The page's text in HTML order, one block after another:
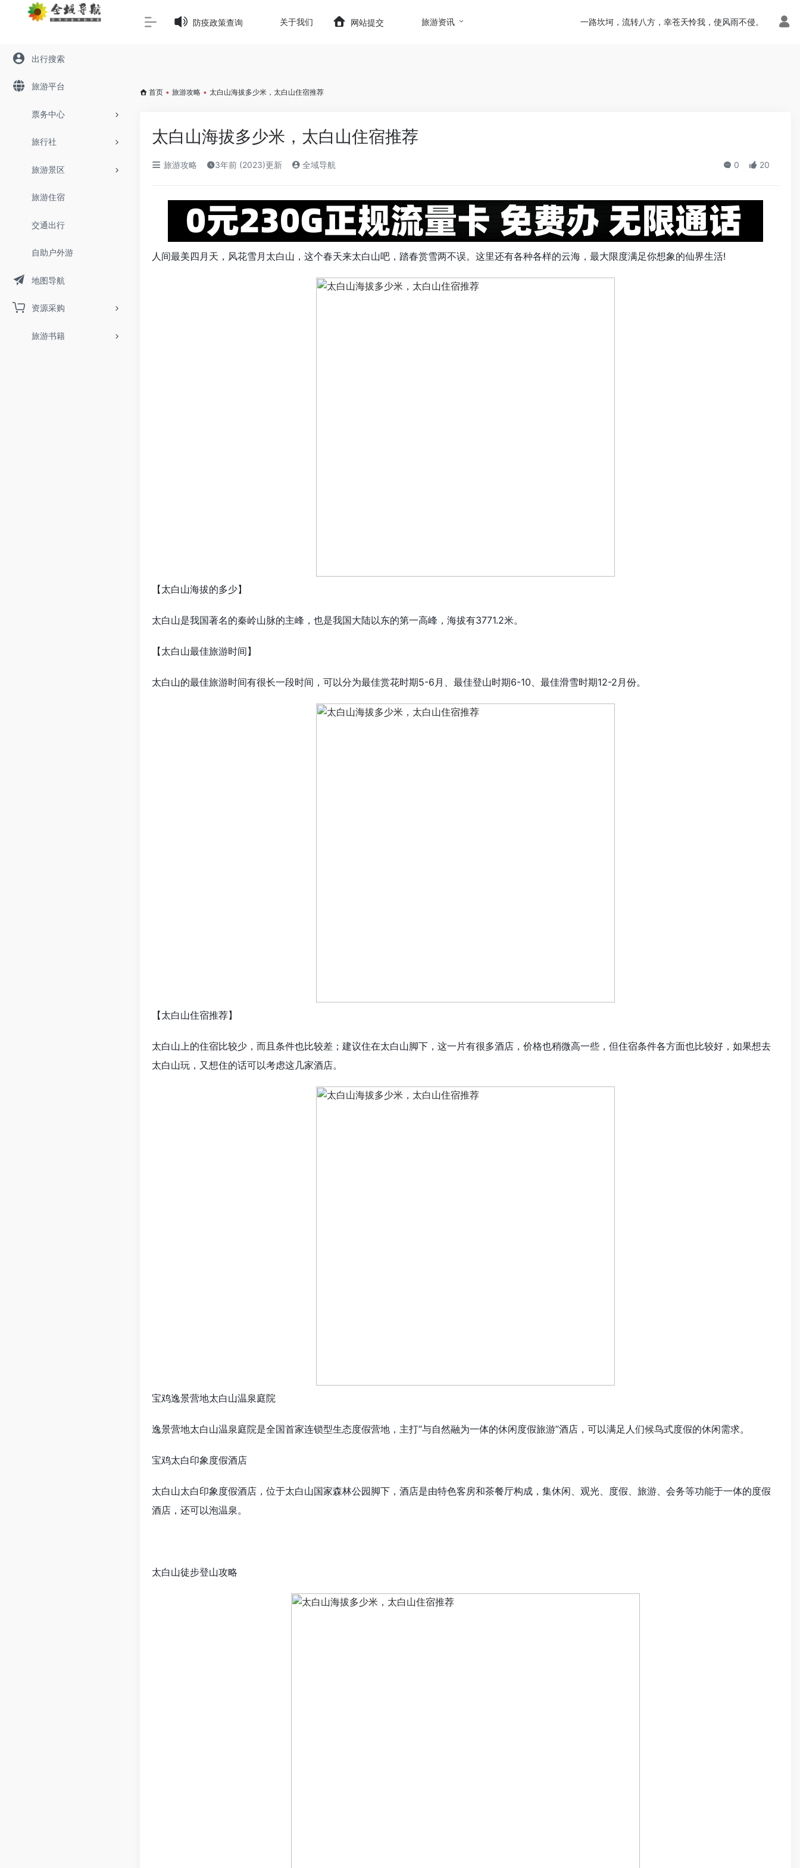
Warning: Array to string conversion in/www/wwwroot/645t.com/wp-content/themes/onenav/inc/wp-optimization.php on line113
出行搜索
旅游平台
票务中心
旅行社
旅游景区
旅游住宿
交通出行
自助户外游
地图导航
资源采购
旅游书籍
防疫政策查询 关于我们 网站提交 旅游资讯 一路坎坷，流转八方，幸苍天怜我，使风雨不侵。
首页 • 旅游攻略 • 太白山海拔多少米，太白山住宿推荐
太白山海拔多少米，太白山住宿推荐
旅游攻略 3年前 (2023)更新 全域导航 0 20
人间最美四月天，风花雪月太白山，这个春天来太白山吧，踏春赏雪两不误。这里还有各种各样的云海，最大限度满足你想象的仙界生活!
【太白山海拔的多少】
太白山是我国著名的秦岭山脉的主峰，也是我国大陆以东的第一高峰，海拔有3771.2米。
【太白山最佳旅游时间】
太白山的最佳旅游时间有很长一段时间，可以分为最佳赏花时期5-6月、最佳登山时期6-10、最佳滑雪时期12-2月份。
【太白山住宿推荐】
太白山上的住宿比较少，而且条件也比较差；建议住在太白山脚下，这一片有很多酒店，价格也稍微高一些，但住宿条件各方面也比较好，如果想去
太白山玩，又想住的话可以考虑这几家酒店。
宝鸡逸景营地太白山温泉庭院
逸景营地太白山温泉庭院是全国首家连锁型生态度假营地，主打“与自然融为一体的休闲度假旅游”酒店，可以满足人们候鸟式度假的休闲需求。
宝鸡太白印象度假酒店
太白山太白印象度假酒店，位于太白山国家森林公园脚下，酒店是由特色客房和茶餐厅构成，集休闲、观光、度假、旅游、会务等功能于一体的度假
酒店，还可以泡温泉。
太白山徒步登山攻略